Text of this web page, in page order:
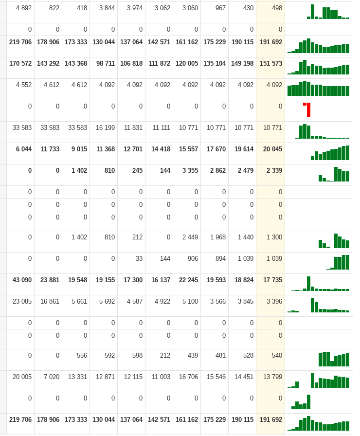
4 892 822 418 3 844 3 974 3 062 3 060 967 430 498
0 0 0 0 0 0 0 0 0 0
219 706 178 906 173 333 130 044 137 064 142 571 161 162 175 229 190 115 191 692
170 572 143 292 143 368 98 711 106 818 111 872 120 005 135 104 149 198 151 573
4 552 4 612 4 612 4 092 4 092 4 092 4 092 4 092 4 092 4 092
0 0 0 0 0 0 0 0 0 0
33 583 33 583 33 583 16 199 11 831 11 111 10 771 10 771 10 771 10 771
6 044 11 733 9 015 11 368 12 701 14 418 15 557 17 670 19 614 20 045
0 0 1 402 810 245 144 3 355 2 862 2 479 2 339
0 0 0 0 0 0 0 0 0
0
0 0 0 0 0 0 0 0 0
0
0 0 0 0 0 0 0 0 0 0
0 0 1 402 810 212 0 2 449 1 968 1 440 1 300
0 0 0 0 33 144 906 894 1 039 1 039
43 090 23 881 19 548 19 155 17 300 16 137 22 245 19 593 18 824 17 735
23 085 16 861 5 661 5 692 4 587 4 922 5 100 3 566 3 845 3 396
0 0 0 0 0 0 0 0 0
0
0 0 0 0 0 0 0 0 0 0
0 0 556 592 598 212 439 481 528 540
20 005 7 020 13 331 12 871 12 115 11 003 16 706 15 546 14 451 13 799
0 0 0 0 0 0 0 0 0 0
219 706 178 906 173 333 130 044 137 064 142 571 161 162 175 229 190 115 191 692